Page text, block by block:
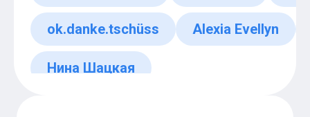
ok.danke.tschüss Alexia Evellyn
Нина Шацкая